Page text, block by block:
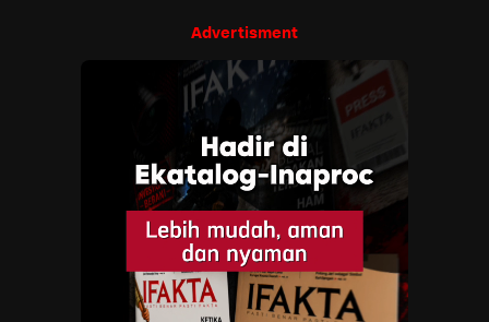
Advertisment